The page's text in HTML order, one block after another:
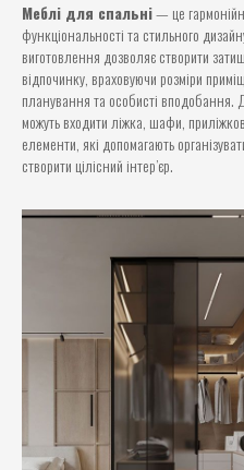
Меблі для спальні— це
функціональності та стильного
виготовлення дозволяє створити
відпочинку, враховуючи розміри
планування та особисті вподобання.
можуть входити ліжка, шафи,
елементи, які допомагають
створити цілісний інтер’єр.